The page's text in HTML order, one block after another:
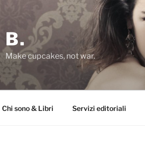
B.
Make cupcakes, not war.
Chi sono & Libri Servizi editoriali